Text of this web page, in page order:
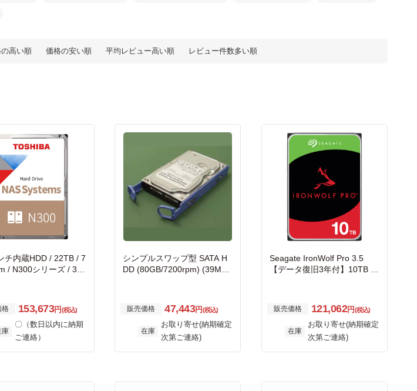
高い順 価格の安い順 平均レビュー高い順 レビュー件数多い順
チ内蔵HDD / 22TB / 7
/ N300シリーズ / 3年
格 153,673円(税込)
庫
〇（数日以内に納期
ご連絡）
シンプルスワップ型 SATA H
DD (80GB/7200rpm) (39M45
販売価格 47,443円(税込)
在庫
お取り寄せ(納期確定
次第ご連絡)
Seagate IronWolf Pro 3.5
【データ復旧3年付】10TB H
販売価格 121,062円(税込)
在庫
お取り寄せ(納期確定
次第ご連絡)